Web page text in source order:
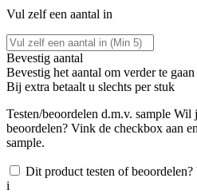
Vul zelf een aantal in
Bevestig aantal
Bevestig het aantal om verder te gaan
Bij extra betaalt u slechts per stuk
Testen/beoordelen d.m.v. sample Wil
beoordelen? Vink de checkbox aan
sample.
Dit product testen of beoordelen?
i